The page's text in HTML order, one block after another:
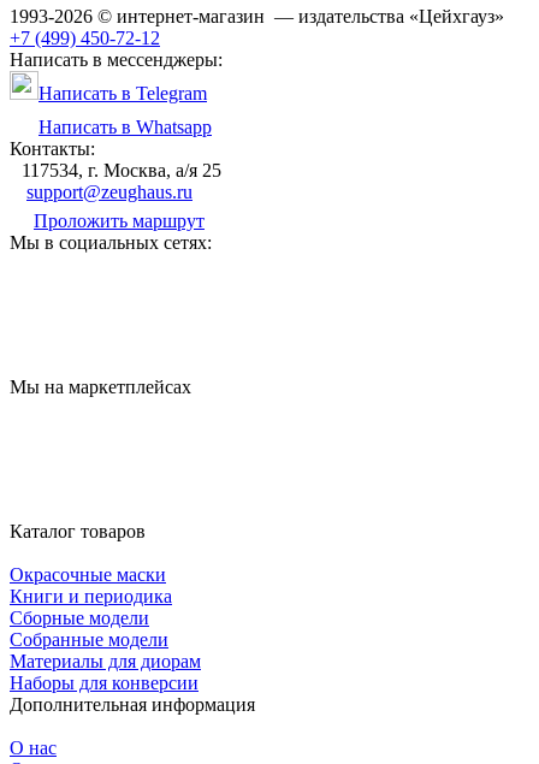
1993-2026 © интернет-магазин — издательства «Цейхгауз»
+7 (499) 450-72-12
Написать в мессенджеры:
Написать в Telegram
Написать в Whatsapp
Контакты:
117534, г. Москва, а/я 25
support@zeughaus.ru
Проложить маршрут
Мы в социальных сетях:
Мы на маркетплейсах
Каталог товаров
Окрасочные маски
Книги и периодика
Сборные модели
Собранные модели
Материалы для диорам
Наборы для конверсии
Дополнительная информация
О нас